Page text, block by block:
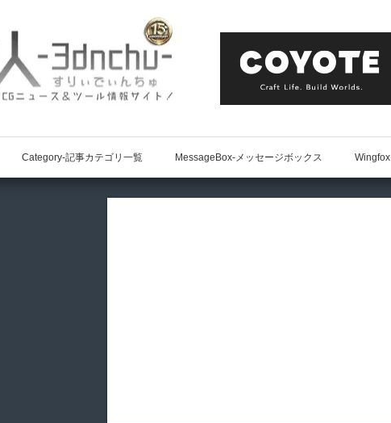
Category-記事カテゴリ一覧 MessageBox-メッセージボックス Wingfox